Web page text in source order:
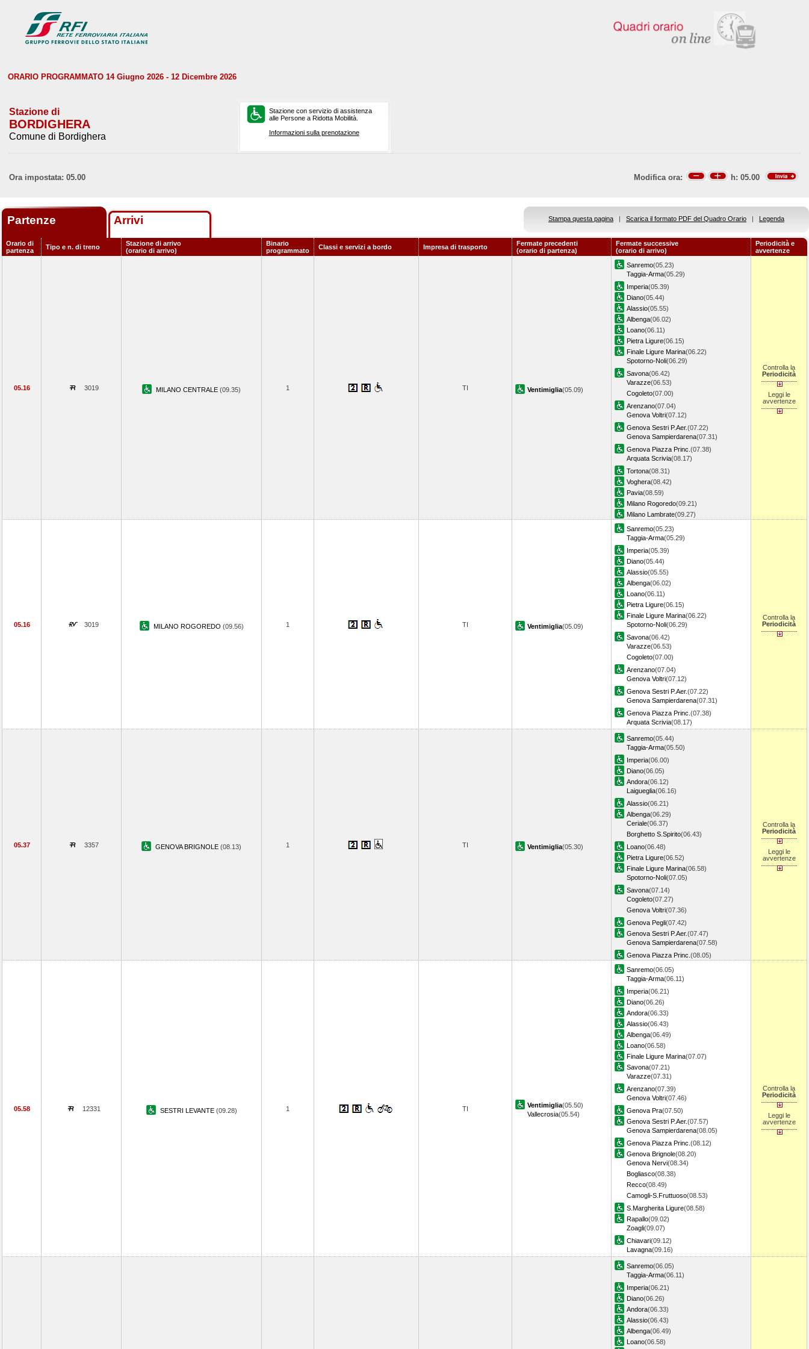
ORARIO PROGRAMMATO 14 Giugno 2026 - 12 Dicembre 2026
Stazione di
BORDIGHERA
Comune di Bordighera
Stazione con servizio di assistenza
alle Persone a Ridotta Mobilità.
Informazioni sulla prenotazione
Ora impostata: 05.00 Modifica ora: h: 05.00
Partenze Arrivi Stampa questa pagina | Scarica il formato PDF del Quadro Orario | Legenda
Orario di
partenza
Tipo e n. di treno
Stazione di arrivo
(orario di arrivo)
Binario
programmato
Classi e servizi a bordo Impresa di trasporto
Fermate precedenti
(orario di partenza)
Fermate successive
(orario di arrivo)
Periodicità e
avvertenze
05.16 3019 MILANO CENTRALE (09.35) 1 TI Ventimiglia(05.09)
Sanremo(05.23)
Taggia-Arma(05.29)
Imperia(05.39)
Diano(05.44)
Alassio(05.55)
Albenga(06.02)
Loano(06.11)
Pietra Ligure(06.15)
Finale Ligure Marina(06.22)
Spotorno-Noli(06.29)
Savona(06.42)
Varazze(06.53)
Cogoleto(07.00)
Arenzano(07.04)
Genova Voltri(07.12)
Genova Sestri P.Aer.(07.22)
Genova Sampierdarena(07.31)
Genova Piazza Princ. (07.38)
Arquata Scrivia(08.17)
Tortona(08.31)
Voghera(08.42)
Pavia(08.59)
Milano Rogoredo(09.21)
Milano Lambrate(09.27)
Controlla la
Periodicità
Leggi le
avvertenze
05.16 3019 MILANO ROGOREDO (09.56) 1 TI Ventimiglia(05.09)
Sanremo(05.23)
Taggia-Arma(05.29)
Imperia(05.39)
Diano(05.44)
Alassio(05.55)
Albenga(06.02)
Loano(06.11)
Pietra Ligure(06.15)
Finale Ligure Marina(06.22)
Spotorno-Noli(06.29)
Savona(06.42)
Varazze(06.53)
Cogoleto(07.00)
Arenzano(07.04)
Genova Voltri(07.12)
Genova Sestri P.Aer.(07.22)
Genova Sampierdarena(07.31)
Genova Piazza Princ. (07.38)
Arquata Scrivia(08.17)
Controlla la
Periodicità
05.37 3357 GENOVA BRIGNOLE (08.13) 1 TI Ventimiglia(05.30)
Sanremo(05.44)
Taggia-Arma(05.50)
Imperia(06.00)
Diano(06.05)
Andora(06.12)
Laigueglia(06.16)
Alassio(06.21)
Albenga(06.29)
Ceriale(06.37)
Borghetto S.Spirito(06.43)
Loano(06.48)
Pietra Ligure(06.52)
Finale Ligure Marina(06.58)
Spotorno-Noli(07.05)
Savona(07.14)
Cogoleto(07.27)
Genova Voltri(07.36)
Genova Pegli(07.42)
Genova Sestri P.Aer.(07.47)
Genova Sampierdarena(07.58)
Genova Piazza Princ. (08.05)
Controlla la
Periodicità
Leggi le
avvertenze
05.58 12331 SESTRI LEVANTE (09.28) 1 TI Ventimiglia(05.50)
Vallecrosia(05.54)
Sanremo(06.05)
Taggia-Arma(06.11)
Imperia(06.21)
Diano(06.26)
Andora(06.33)
Alassio(06.43)
Albenga(06.49)
Loano(06.58)
Finale Ligure Marina(07.07)
Savona(07.21)
Varazze(07.31)
Arenzano(07.39)
Genova Voltri(07.46)
Genova Pra(07.50)
Genova Sestri P.Aer.(07.57)
Genova Sampierdarena(08.05)
Genova Piazza Princ. (08.12)
Genova Brignole(08.20)
Genova Nervi(08.34)
Bogliasco(08.38)
Recco(08.49)
Camogli-S.Fruttuoso(08.53)
S.Margherita Ligure(08.58)
Rapallo(09.02)
Zoagli(09.07)
Chiavari(09.12)
Lavagna(09.16)
Controlla la
Periodicità
Leggi le
avvertenze
Sanremo(06.05)
Taggia-Arma(06.11)
Imperia(06.21)
Diano(06.26)
Andora(06.33)
Alassio(06.43)
Albenga(06.49)
Loano(06.58)